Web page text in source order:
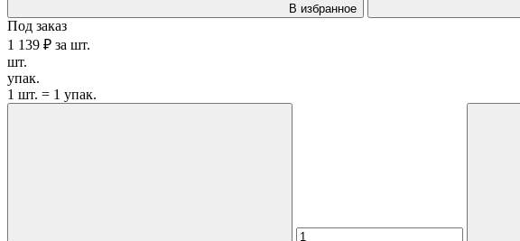
В избранное
Под заказ
1 139 ₽ за шт.
шт.
упак.
1 шт. = 1 упак.